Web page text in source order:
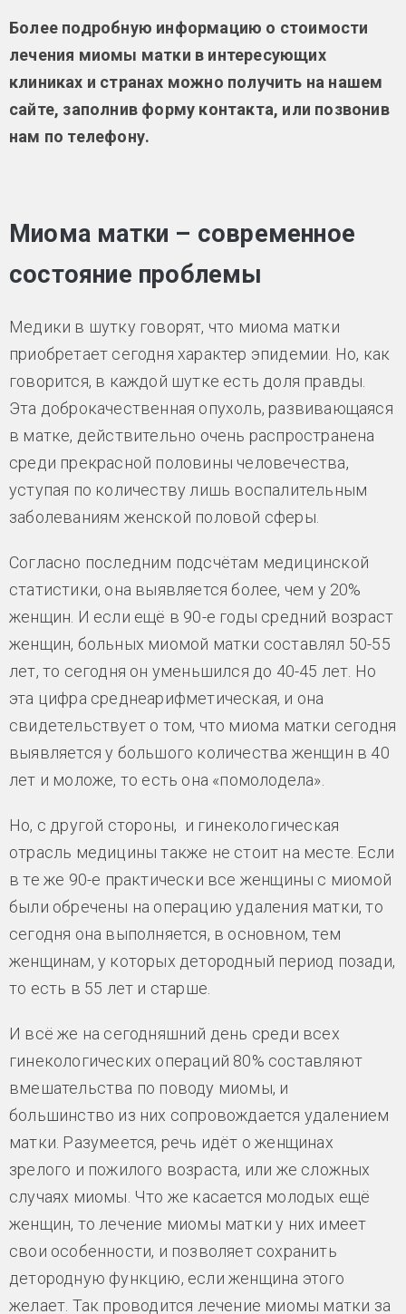
Более подробную информацию о стоимости
лечения миомы матки в интересующих
клиниках и странах можно получить на нашем
сайте, заполнив форму контакта, или позвонив
нам по телефону.
Миома матки – современное
состояние проблемы
Медики в шутку говорят, что миома матки
приобретает сегодня характер эпидемии. Но, как
говорится, в каждой шутке есть доля правды.
Эта доброкачественная опухоль, развивающаяся
в матке, действительно очень распространена
среди прекрасной половины человечества,
уступая по количеству лишь воспалительным
заболеваниям женской половой сферы.
Согласно последним подсчётам медицинской
статистики, она выявляется более, чем у 20%
женщин. И если ещё в 90-е годы средний возраст
женщин, больных миомой матки составлял 50-55
лет, то сегодня он уменьшился до 40-45 лет. Но
эта цифра среднеарифметическая, и она
свидетельствует о том, что миома матки сегодня
выявляется у большого количества женщин в 40
лет и моложе, то есть она «помолодела».
Но, с другой стороны, и гинекологическая
отрасль медицины также не стоит на месте. Если
в те же 90-е практически все женщины с миомой
были обречены на операцию удаления матки, то
сегодня она выполняется, в основном, тем
женщинам, у которых детородный период позади,
то есть в 55 лет и старше.
И всё же на сегодняшний день среди всех
гинекологических операций 80% составляют
вмешательства по поводу миомы, и
большинство из них сопровождается удалением
матки. Разумеется, речь идёт о женщинах
зрелого и пожилого возраста, или же сложных
случаях миомы. Что же касается молодых ещё
женщин, то лечение миомы матки у них имеет
свои особенности, и позволяет сохранить
детородную функцию, если женщина этого
желает. Так проводится лечение миомы матки за